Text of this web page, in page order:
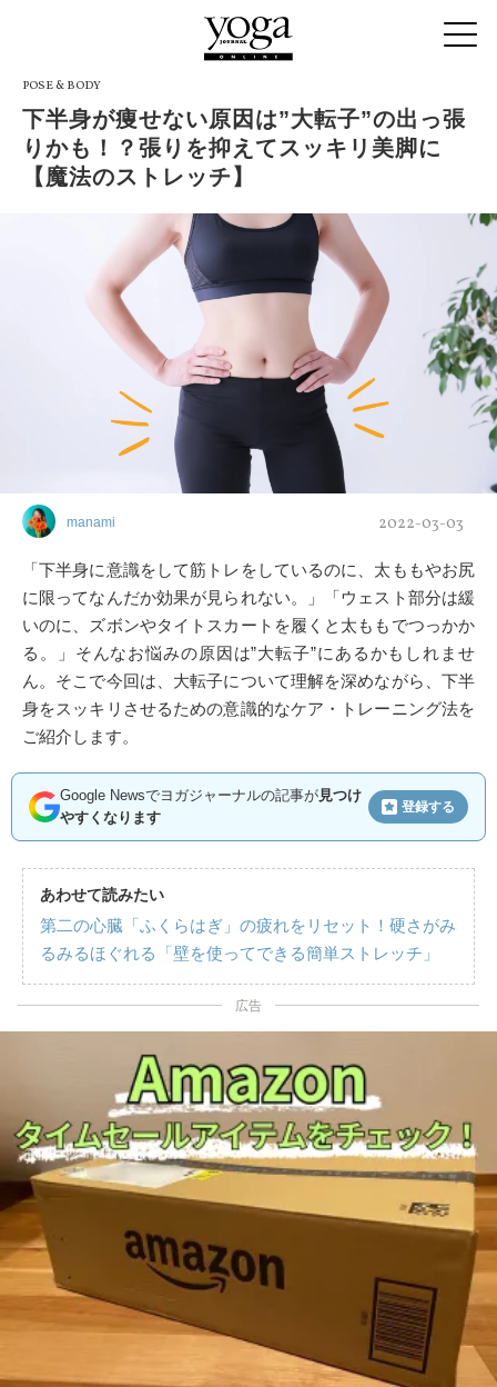
POSE & BODY
下半身が痩せない原因は”大転子”の出っ張
りかも！？張りを抑えてスッキリ美脚に
【魔法のストレッチ】
manami 2022-03-03
「下半身に意識をして筋トレをしているのに、太ももやお尻
に限ってなんだか効果が見られない。」「ウェスト部分は緩
いのに、ズボンやタイトスカートを履くと太ももでつっかか
る。」そんなお悩みの原因は”大転子”にあるかもしれませ
ん。そこで今回は、大転子について理解を深めながら、下半
身をスッキリさせるための意識的なケア・トレーニング法を
ご紹介します。
Google Newsでヨガジャーナルの記事が見つけ
やすくなります
登録する
あわせて読みたい
第二の心臓「ふくらはぎ」の疲れをリセット！硬さがみ
るみるほぐれる「壁を使ってできる簡単ストレッチ」
広告